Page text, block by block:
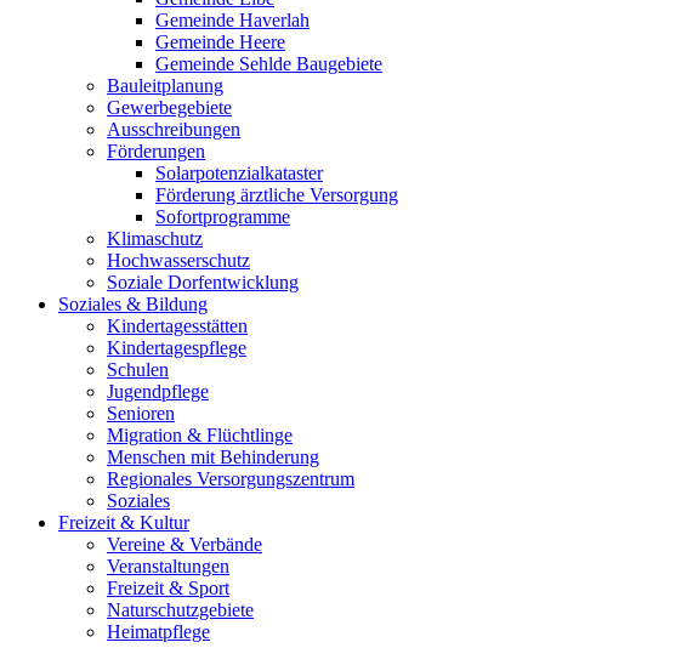
Gemeinde Haverlah
Gemeinde Heere
Gemeinde Sehlde Baugebiete
Bauleitplanung
Gewerbegebiete
Ausschreibungen
Förderungen
Solarpotenzialkataster
Förderung ärztliche Versorgung
Sofortprogramme
Klimaschutz
Hochwasserschutz
Soziale Dorfentwicklung
Soziales & Bildung
Kindertagesstätten
Kindertagespflege
Schulen
Jugendpflege
Senioren
Migration & Flüchtlinge
Menschen mit Behinderung
Regionales Versorgungszentrum
Soziales
Freizeit & Kultur
Vereine & Verbände
Veranstaltungen
Freizeit & Sport
Naturschutzgebiete
Heimatpflege